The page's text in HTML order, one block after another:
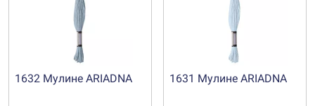
1632 Мулине АRIADNA 1631 Мулине АRIADNA